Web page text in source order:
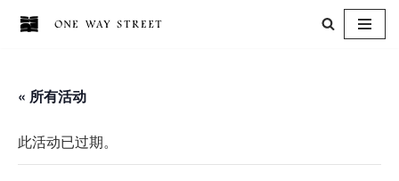
正
« 所有活动
此活动已过期。